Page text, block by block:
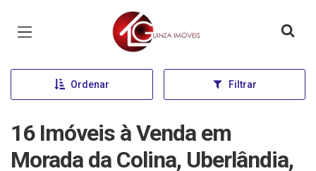
Página inicial
Ordenar Filtrar
16 Imóveis à Venda em
Morada da Colina, Uberlândia,